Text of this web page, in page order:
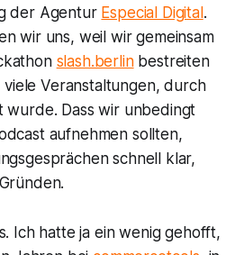
der Agentur Especial Digital .
wir uns, weil wir gemeinsam
slash.berlinbestreiten
Veranstaltungen, durch
wurde. Dass wir unbedingt
aufnehmen sollten,
schnell klar,
Ich hatte ja ein wenig gehofft,